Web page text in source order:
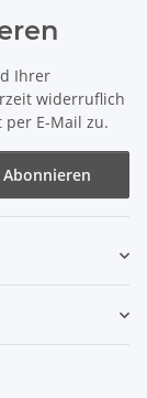
Ihrer
widerruflich
E-Mail zu.
Abonnieren